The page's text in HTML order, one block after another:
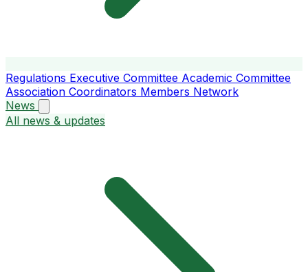
Regulations Executive Committee Academic Committee
Association Coordinators Members Network
News
All news & updates